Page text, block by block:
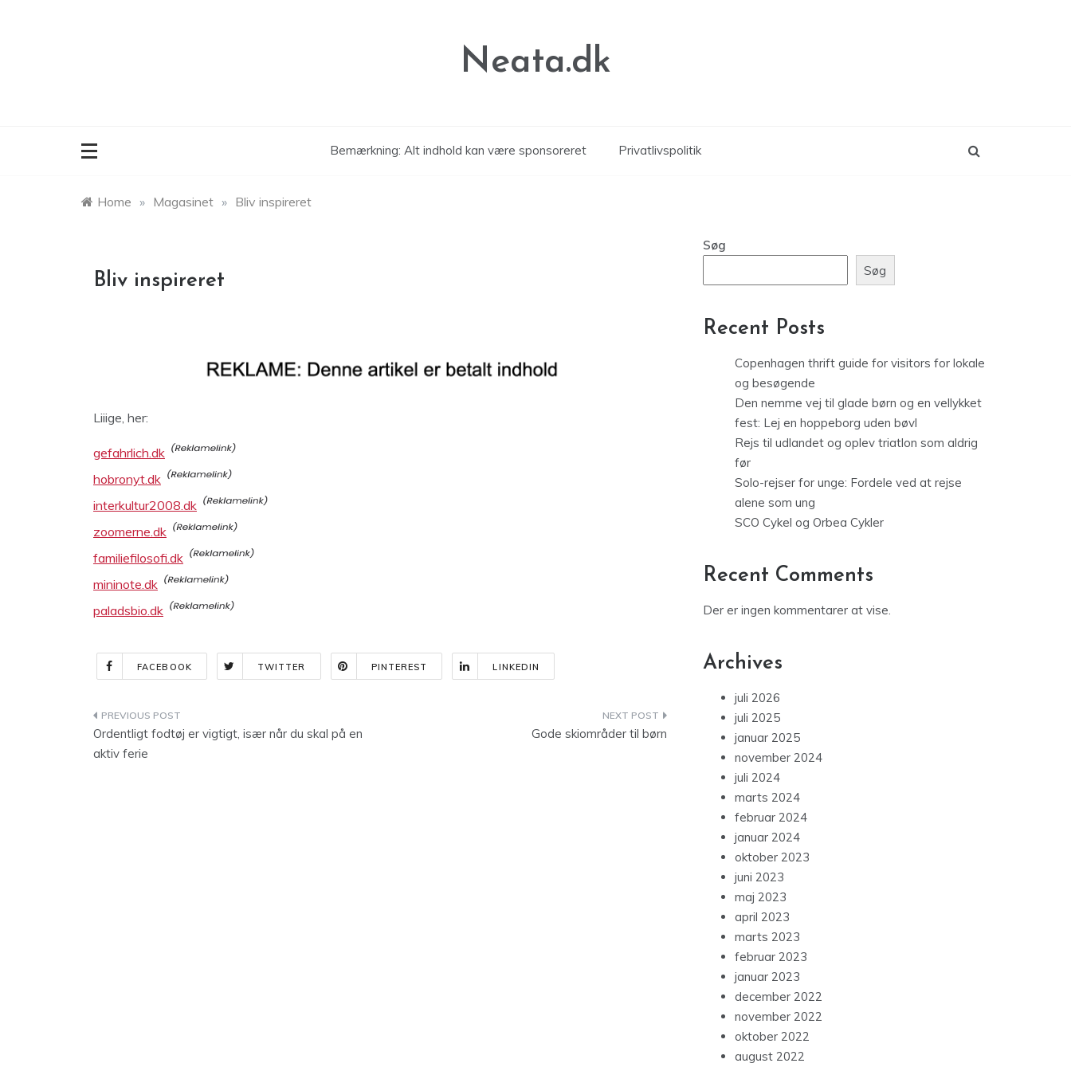
Neata.dk
Bemærkning: Alt indhold kan være sponsoreret Privatlivspolitik
Home » Magasinet » Bliv inspireret
Bliv inspireret
Liiige, her:
gefahrlich.dk
hobronyt.dk
interkultur2008.dk
zoomerne.dk
familiefilosofi.dk
mininote.dk
paladsbio.dk
FACEBOOK TWITTER PINTEREST LINKEDIN
Indlægsnavigation
Ordentligt fodtøj er vigtigt, især når du skal på en
aktiv ferie
Gode skiområder til børn
Søg
Søg
Recent Posts
Copenhagen thrift guide for visitors for lokale
og besøgende
Den nemme vej til glade børn og en vellykket
fest: Lej en hoppeborg uden bøvl
Rejs til udlandet og oplev triatlon som aldrig
før
Solo-rejser for unge: Fordele ved at rejse
alene som ung
SCO Cykel og Orbea Cykler
Recent Comments
Der er ingen kommentarer at vise.
Archives
juli 2026
juli 2025
januar 2025
november 2024
juli 2024
marts 2024
februar 2024
januar 2024
oktober 2023
juni 2023
maj 2023
april 2023
marts 2023
februar 2023
januar 2023
december 2022
november 2022
oktober 2022
august 2022